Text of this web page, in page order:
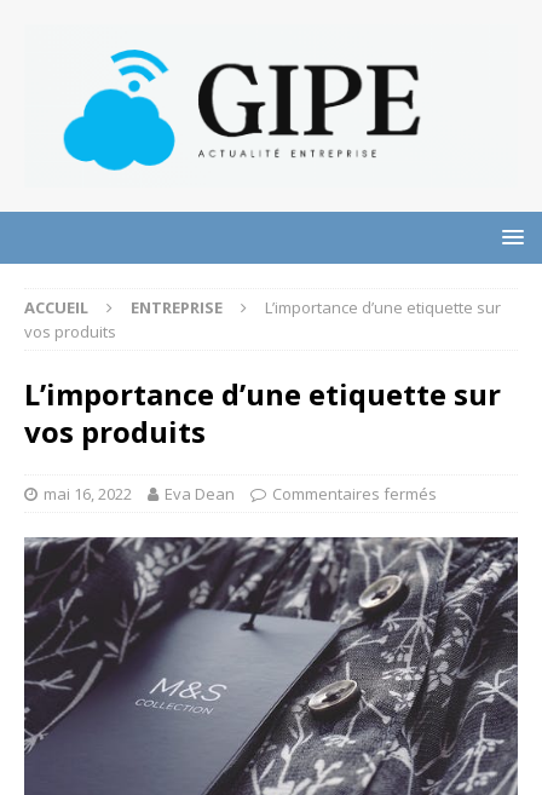
ACCUEIL ENTREPRISE
L’importance d’une etiquette sur
vos produits
L’importance d’une etiquette sur
vos produits
mai 16, 2022 Eva Dean Commentaires fermés